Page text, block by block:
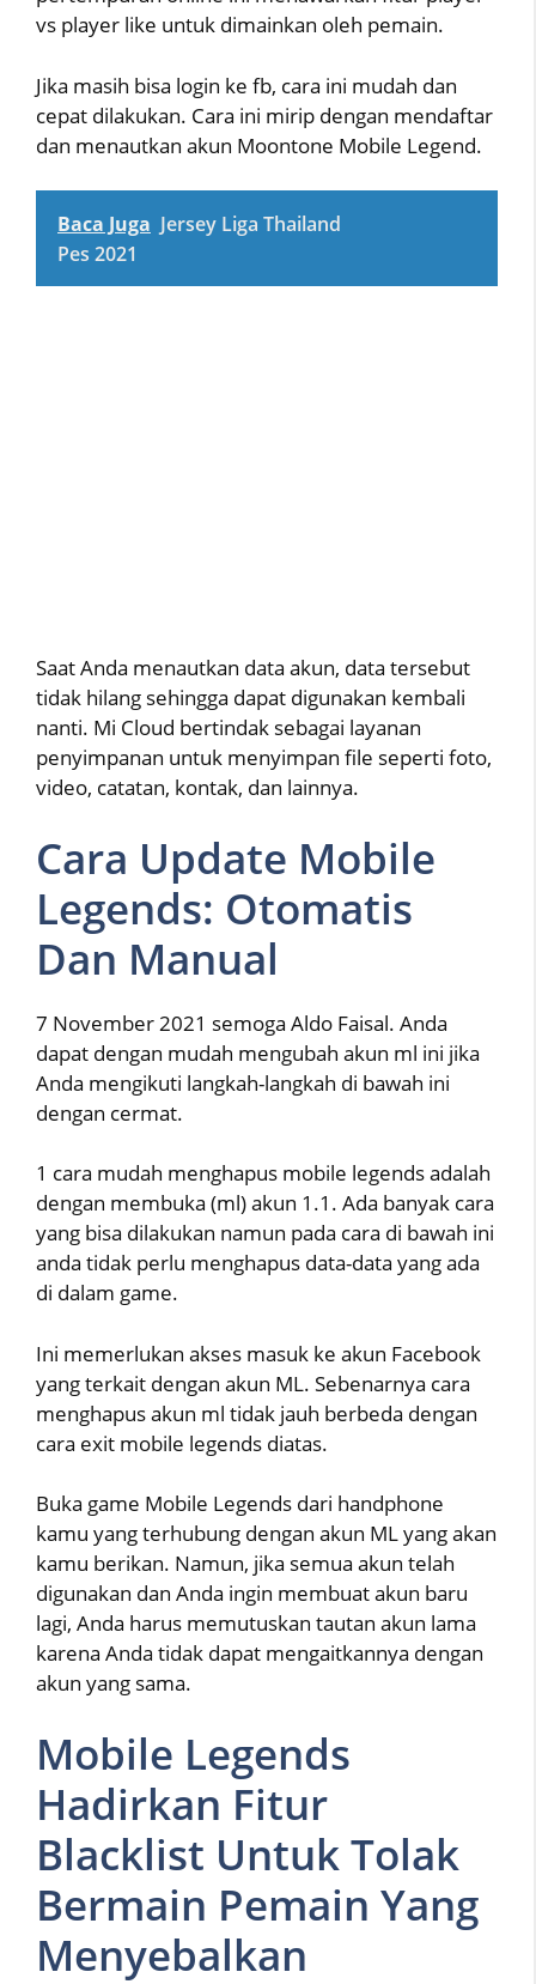
vs player like untuk dimainkan oleh pemain.
Jika masih bisa login ke fb, cara ini mudah dan
cepat dilakukan. Cara ini mirip dengan mendaftar
dan menautkan akun Moontone Mobile Legend.
Baca Juga Jersey Liga Thailand
Pes 2021
Saat Anda menautkan data akun, data tersebut
tidak hilang sehingga dapat digunakan kembali
nanti. Mi Cloud bertindak sebagai layanan
penyimpanan untuk menyimpan file seperti foto,
video, catatan, kontak, dan lainnya.
Cara Update Mobile
Legends: Otomatis
Dan Manual
7 November 2021 semoga Aldo Faisal. Anda
dapat dengan mudah mengubah akun ml ini jika
Anda mengikuti langkah-langkah di bawah ini
dengan cermat.
1 cara mudah menghapus mobile legends adalah
dengan membuka (ml) akun 1.1. Ada banyak cara
yang bisa dilakukan namun pada cara di bawah ini
anda tidak perlu menghapus data-data yang ada
di dalam game.
Ini memerlukan akses masuk ke akun Facebook
yang terkait dengan akun ML. Sebenarnya cara
menghapus akun ml tidak jauh berbeda dengan
cara exit mobile legends diatas.
Buka game Mobile Legends dari handphone
kamu yang terhubung dengan akun ML yang akan
kamu berikan. Namun, jika semua akun telah
digunakan dan Anda ingin membuat akun baru
lagi, Anda harus memutuskan tautan akun lama
karena Anda tidak dapat mengaitkannya dengan
akun yang sama.
Mobile Legends
Hadirkan Fitur
Blacklist Untuk Tolak
Bermain Pemain Yang
Menyebalkan